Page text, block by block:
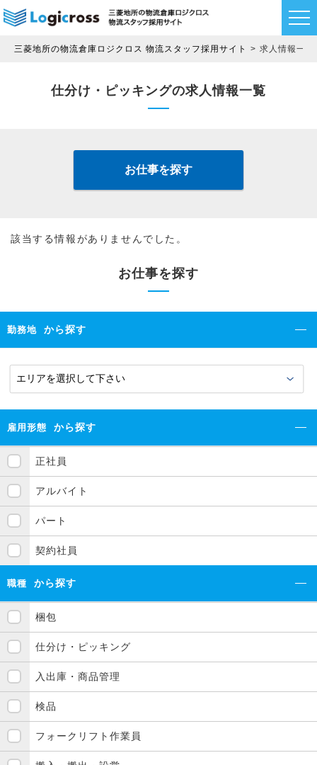
三菱地所の物流倉庫ロジクロス 物流スタッフ採用サイト 求人情報一覧
仕分け・ピッキングの求人情報一覧
お仕事を探す
該当する情報がありませんでした。
お仕事を探す
勤務地 から探す
雇用形態 から探す
正社員
アルバイト
パート
契約社員
職種 から探す
梱包
仕分け・ピッキング
入出庫・商品管理
検品
フォークリフト作業員